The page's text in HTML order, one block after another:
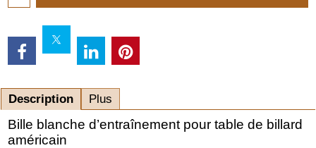
Description Plus
Bille blanche d’entraînement pour table de billard
américain